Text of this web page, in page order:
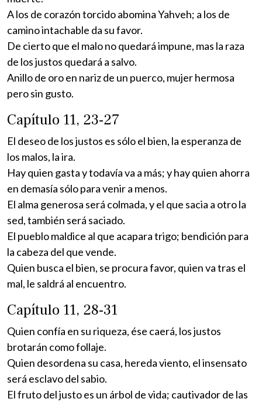
A los de corazón torcido abomina Yahveh; a los de
camino intachable da su favor.
De cierto que el malo no quedará impune, mas la raza
de los justos quedará a salvo.
Anillo de oro en nariz de un puerco, mujer hermosa
pero sin gusto.
Capítulo 11, 23-27
El deseo de los justos es sólo el bien, la esperanza de
los malos, la ira.
Hay quien gasta y todavía va a más; y hay quien ahorra
en demasía sólo para venir a menos.
El alma generosa será colmada, y el que sacia a otro la
sed, también será saciado.
El pueblo maldice al que acapara trigo; bendición para
la cabeza del que vende.
Quien busca el bien, se procura favor, quien va tras el
mal, le saldrá al encuentro.
Capítulo 11, 28-31
Quien confía en su riqueza, ése caerá, los justos
brotarán como follaje.
Quien desordena su casa, hereda viento, el insensato
será esclavo del sabio.
El fruto del justo es un árbol de vida; cautivador de las